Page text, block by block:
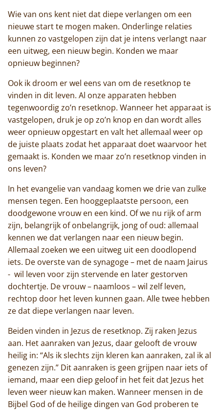
Wie van ons kent niet dat diepe verlangen om een
nieuwe start te mogen maken. Onderlinge relaties
kunnen zo vastgelopen zijn dat je intens verlangt naar
een uitweg, een nieuw begin. Konden we maar
opnieuw beginnen?
Ook ik droom er wel eens van om de resetknop te
vinden in dit leven. Al onze apparaten hebben
tegenwoordig zo’n resetknop. Wanneer het apparaat is
vastgelopen, druk je op zo’n knop en dan wordt alles
weer opnieuw opgestart en valt het allemaal weer op
de juiste plaats zodat het apparaat doet waarvoor het
gemaakt is. Konden we maar zo’n resetknop vinden in
ons leven?
In het evangelie van vandaag komen we drie van zulke
mensen tegen. Een hooggeplaatste persoon, een
doodgewone vrouw en een kind. Of we nu rijk of arm
zijn, belangrijk of onbelangrijk, jong of oud: allemaal
kennen we dat verlangen naar een nieuw begin.
Allemaal zoeken we een uitweg uit een doodlopend
iets. De overste van de synagoge – met de naam Jairus
- wil leven voor zijn stervende en later gestorven
dochtertje. De vrouw – naamloos – wil zelf leven,
rechtop door het leven kunnen gaan. Alle twee hebben
ze dat diepe verlangen naar leven.
Beiden vinden in Jezus de resetknop. Zij raken Jezus
aan. Het aanraken van Jezus, daar gelooft de vrouw
heilig in: “Als ik slechts zijn kleren kan aanraken, zal ik al
genezen zijn.” Dit aanraken is geen grijpen naar iets of
iemand, maar een diep geloof in het feit dat Jezus het
leven weer nieuw kan maken. Wanneer mensen in de
Bijbel God of de heilige dingen van God proberen te